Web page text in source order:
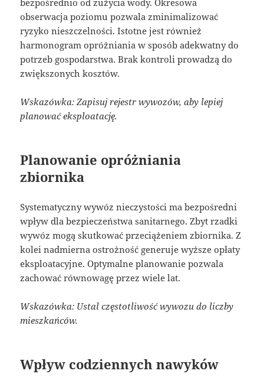
obserwacja poziomu pozwala zminimalizować
ryzyko nieszczelności. Istotne jest również
harmonogram opróżniania w sposób adekwatny do
potrzeb gospodarstwa. Brak kontroli prowadzą do
zwiększonych kosztów.
Wskazówka: Zapisuj rejestr wywozów, aby lepiej
planować eksploatację.
Planowanie opróżniania
zbiornika
Systematyczny wywóz nieczystości ma bezpośredni
wpływ dla bezpieczeństwa sanitarnego. Zbyt rzadki
wywóz mogą skutkować przeciążeniem zbiornika. Z
kolei nadmierna ostrożność generuje wyższe opłaty
eksploatacyjne. Optymalne planowanie pozwala
zachować równowagę przez wiele lat.
Wskazówka: Ustal częstotliwość wywozu do liczby
mieszkańców.
Wpływ codziennych nawyków